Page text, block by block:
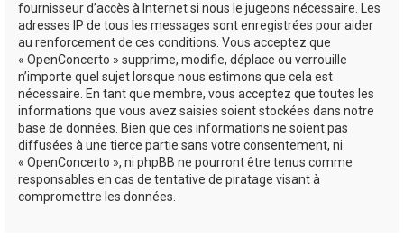
fournisseur d’accès à Internet si nous le jugeons nécessaire. Les
adresses IP de tous les messages sont enregistrées pour aider
au renforcement de ces conditions. Vous acceptez que
« OpenConcerto » supprime, modifie, déplace ou verrouille
n’importe quel sujet lorsque nous estimons que cela est
nécessaire. En tant que membre, vous acceptez que toutes les
informations que vous avez saisies soient stockées dans notre
base de données. Bien que ces informations ne soient pas
diffusées à une tierce partie sans votre consentement, ni
« OpenConcerto », ni phpBB ne pourront être tenus comme
responsables en cas de tentative de piratage visant à
compromettre les données.